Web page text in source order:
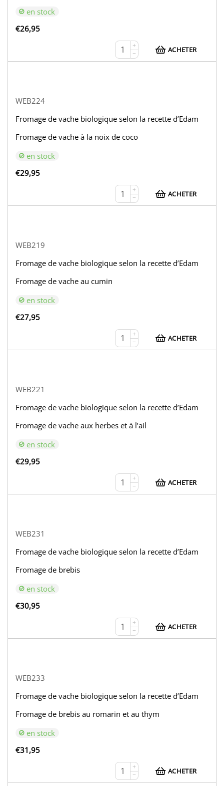
en stock
€26,95
+
−
ACHETER
WEB224
Fromage de vache biologique selon la recette d’Edam
Fromage de vache à la noix de coco
en stock
€29,95
+
−
ACHETER
WEB219
Fromage de vache biologique selon la recette d’Edam
Fromage de vache au cumin
en stock
€27,95
+
−
ACHETER
WEB221
Fromage de vache biologique selon la recette d’Edam
Fromage de vache aux herbes et à l’ail
en stock
€29,95
+
−
ACHETER
WEB231
Fromage de vache biologique selon la recette d’Edam
Fromage de brebis
en stock
€30,95
+
−
ACHETER
WEB233
Fromage de vache biologique selon la recette d’Edam
Fromage de brebis au romarin et au thym
en stock
€31,95
+
−
ACHETER